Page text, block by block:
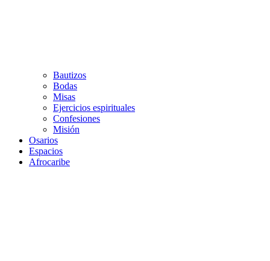
Bautizos
Bodas
Misas
Ejercicios espirituales
Confesiones
Misión
Osarios
Espacios
Afrocaribe